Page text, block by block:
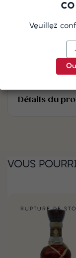
de citron.
cerises, de
Détails du
VOUS
RUPTURE DE
Veuillez